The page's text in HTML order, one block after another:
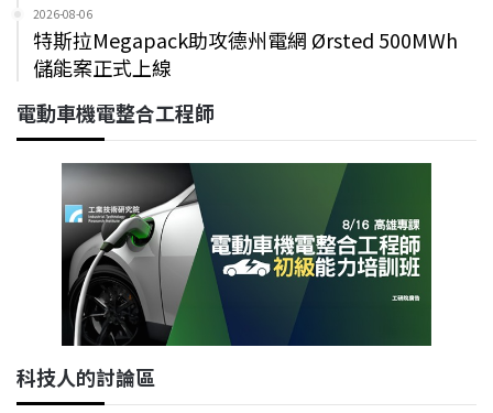
2026-08-06
特斯拉Megapack助攻德州電網 Ørsted 500MWh
儲能案正式上線
電動車機電整合工程師
科技人的討論區